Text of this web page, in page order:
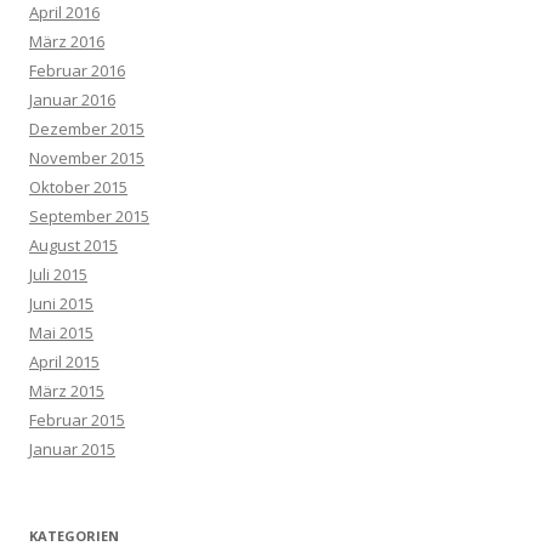
April 2016
März 2016
Februar 2016
Januar 2016
Dezember 2015
November 2015
Oktober 2015
September 2015
August 2015
Juli 2015
Juni 2015
Mai 2015
April 2015
März 2015
Februar 2015
Januar 2015
KATEGORIEN